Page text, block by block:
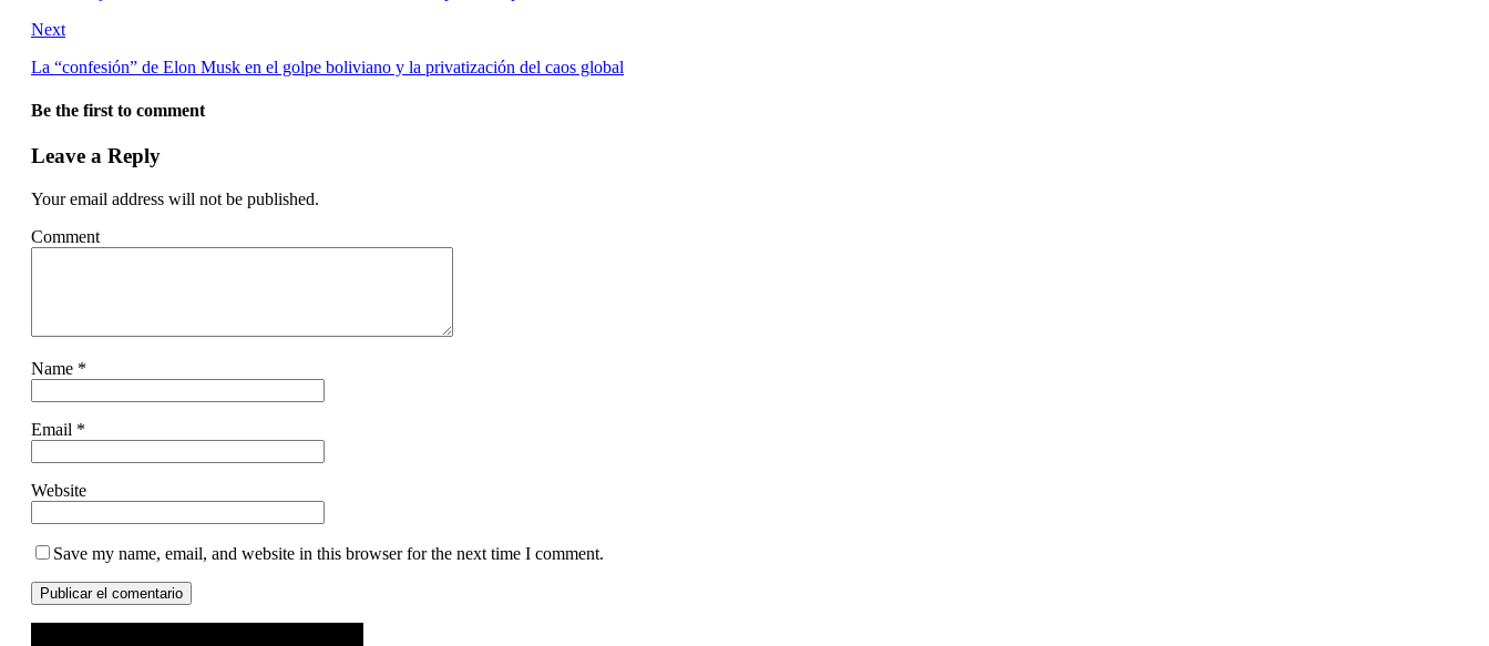
Next
La “confesión” de Elon Musk en el golpe boliviano y la privatización del caos global
Be the first to comment
Leave a Reply
Your email address will not be published.
Comment
Name *
Email *
Website
Save my name, email, and website in this browser for the next time I comment.